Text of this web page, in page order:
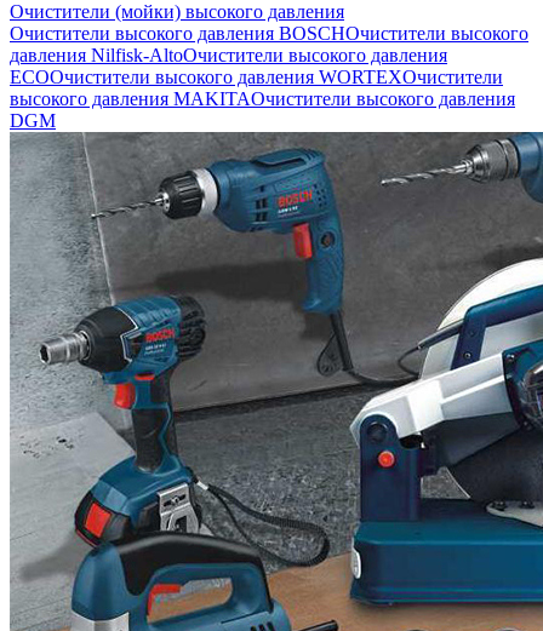
Очистители (мойки) высокого давления
Очистители высокого давления BOSCHОчистители высокого
давления Nilfisk-AltoОчистители высокого давления
ECOОчистители высокого давления WORTEXОчистители
высокого давления MAKITAОчистители высокого давления
DGM